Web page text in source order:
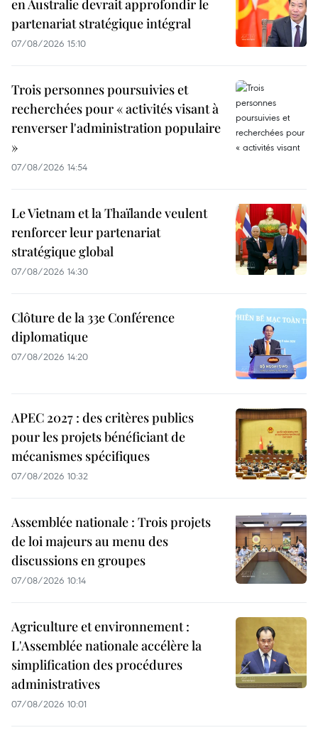
en Australie devrait approfondir le
partenariat stratégique intégral
07/08/2026 15:10
Trois personnes poursuivies et
recherchées pour « activités visant à
renverser l'administration populaire
»
07/08/2026 14:54
Le Vietnam et la Thaïlande veulent
renforcer leur partenariat
stratégique global
07/08/2026 14:30
Clôture de la 33e Conférence
diplomatique
07/08/2026 14:20
APEC 2027 : des critères publics
pour les projets bénéficiant de
mécanismes spécifiques
07/08/2026 10:32
Assemblée nationale : Trois projets
de loi majeurs au menu des
discussions en groupes
07/08/2026 10:14
Agriculture et environnement :
L'Assemblée nationale accélère la
simplification des procédures
administratives
07/08/2026 10:01